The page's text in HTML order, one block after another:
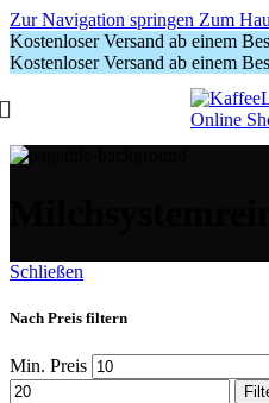
Zur Navigation springen Zum
Kostenloser Versand ab einem
Kostenloser Versand ab einem
Schließen
Nach Preis filtern
Min. Preis